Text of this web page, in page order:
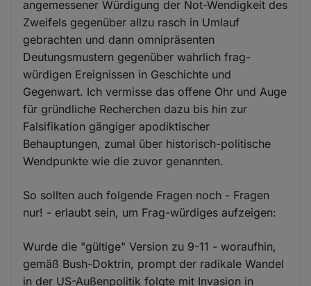
angemessener Würdigung der Not-Wendigkeit des
Zweifels gegenüber allzu rasch in Umlauf
gebrachten und dann omnipräsenten
Deutungsmustern gegenüber wahrlich frag-
würdigen Ereignissen in Geschichte und
Gegenwart. Ich vermisse das offene Ohr und Auge
für gründliche Recherchen dazu bis hin zur
Falsifikation gängiger apodiktischer
Behauptungen, zumal über historisch-politische
Wendpunkte wie die zuvor genannten.
So sollten auch folgende Fragen noch - Fragen
nur! - erlaubt sein, um Frag-würdiges aufzeigen:
Wurde die "gültige" Version zu 9-11 - woraufhin,
gemäß Bush-Doktrin, prompt der radikale Wandel
in der US-Außenpolitik folgte mit Invasion in